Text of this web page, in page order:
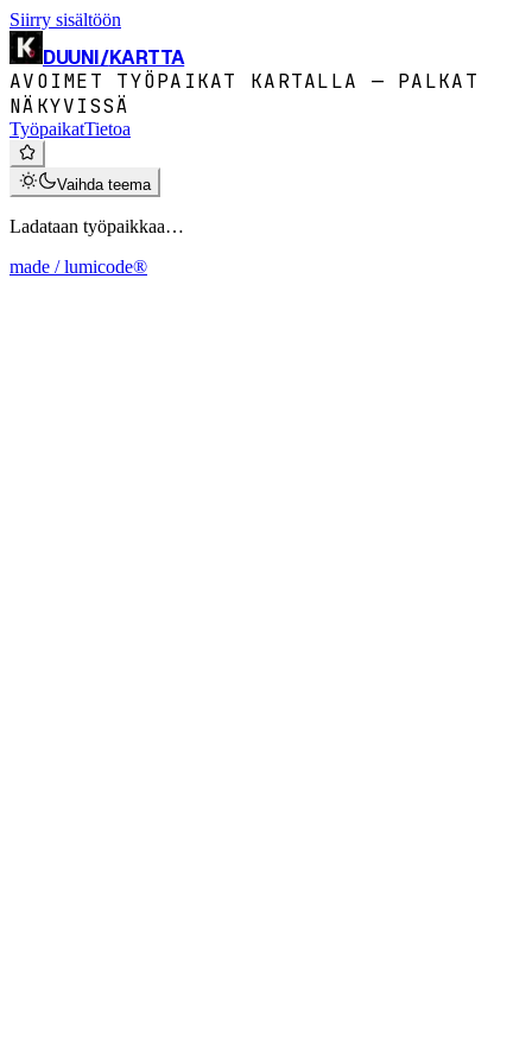
Siirry sisältöön
DUUNI/KARTTA
AVOIMET TYÖPAIKAT KARTALLA — PALKAT
NÄKYVISSÄ
TyöpaikatTietoa
Vaihda teema
Ladataan työpaikkaa…
made / lumicode®